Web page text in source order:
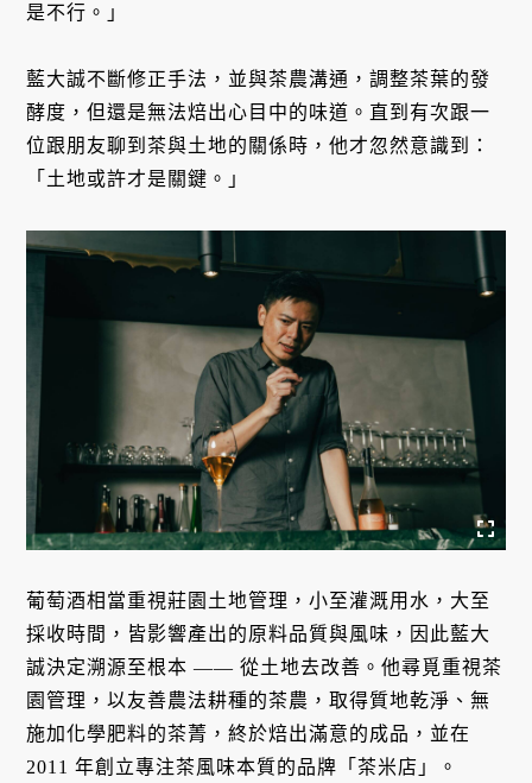
是不行。」
藍大誠不斷修正手法，並與茶農溝通，調整茶葉的發
酵度，但還是無法焙出心目中的味道。直到有次跟一
位跟朋友聊到茶與土地的關係時，他才忽然意識到：
「土地或許才是關鍵。」
葡萄酒相當重視莊園土地管理，小至灌溉用水，大至
採收時間，皆影響產出的原料品質與風味，因此藍大
誠決定溯源至根本 —— 從土地去改善。他尋覓重視茶
園管理，以友善農法耕種的茶農，取得質地乾淨、無
施加化學肥料的茶菁，終於焙出滿意的成品，並在
2011 年創立專注茶風味本質的品牌「茶米店」。